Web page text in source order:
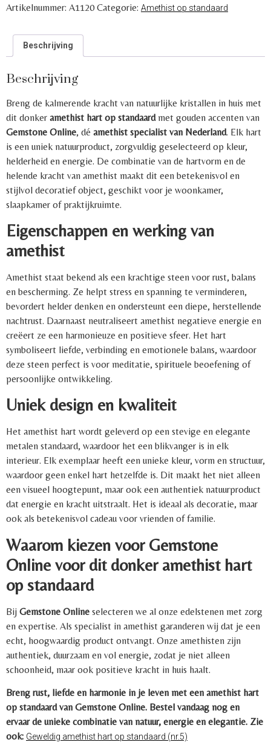
Artikelnummer: A1120 Categorie: Amethist op standaard
Beschrijving
Beschrijving
Breng de kalmerende kracht van natuurlijke kristallen in huis met
dit donker amethist hart op standaardmet gouden accenten van
Gemstone Online, dé amethist specialist van Nederland. Elk hart
is een uniek natuurproduct, zorgvuldig geselecteerd op kleur,
helderheid en energie. De combinatie van de hartvorm en de
helende kracht van amethist maakt dit een betekenisvol en
stijlvol decoratief object, geschikt voor je woonkamer,
slaapkamer of praktijkruimte.
Eigenschappen en werking van
amethist
Amethist staat bekend als een krachtige steen voor rust, balans
en bescherming. Ze helpt stress en spanning te verminderen,
bevordert helder denken en ondersteunt een diepe, herstellende
nachtrust. Daarnaast neutraliseert amethist negatieve energie en
creëert ze een harmonieuze en positieve sfeer. Het hart
symboliseert liefde, verbinding en emotionele balans, waardoor
deze steen perfect is voor meditatie, spirituele beoefening of
persoonlijke ontwikkeling.
Uniek design en kwaliteit
Het amethist hart wordt geleverd op een stevige en elegante
metalen standaard, waardoor het een blikvanger is in elk
interieur. Elk exemplaar heeft een unieke kleur, vorm en structuur,
waardoor geen enkel hart hetzelfde is. Dit maakt het niet alleen
een visueel hoogtepunt, maar ook een authentiek natuurproduct
dat energie en kracht uitstraalt. Het is ideaal als decoratie, maar
ook als betekenisvol cadeau voor vrienden of familie.
Waarom kiezen voor Gemstone
Online voor dit donker amethist hart
op standaard
Bij Gemstone Online selecteren we al onze edelstenen met zorg
en expertise. Als specialist in amethist garanderen wij dat je een
echt, hoogwaardig product ontvangt. Onze amethisten zijn
authentiek, duurzaam en vol energie, zodat je niet alleen
schoonheid, maar ook positieve kracht in huis haalt.
Breng rust, liefde en harmonie in je leven met een amethist hart
op standaard van Gemstone Online. Bestel vandaag nog en
ervaar de unieke combinatie van natuur, energie en elegantie. Zie
ook: Geweldig amethist hart op standaard (nr.5)